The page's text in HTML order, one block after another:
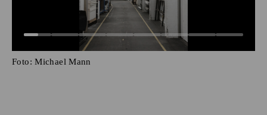
Foto: Michael Mann